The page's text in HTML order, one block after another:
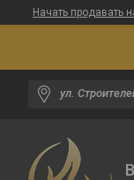
Начать продавать
ул.